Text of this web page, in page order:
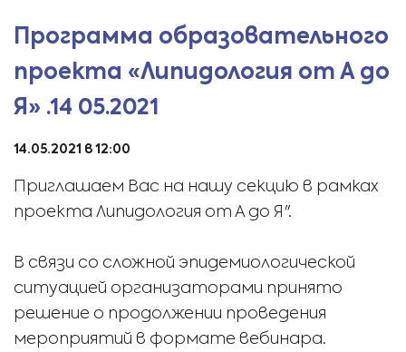
Программа образовательного
проекта «Липидология от А до
Я» .14 05.2021
14.05.2021 в 12:00
Приглашаем Вас на нашу секцию в рамках
проекта Липидология от А до Я".
В связи со сложной эпидемиологической
ситуацией организаторами принято
решение о продолжении проведения
мероприятий в формате вебинара.